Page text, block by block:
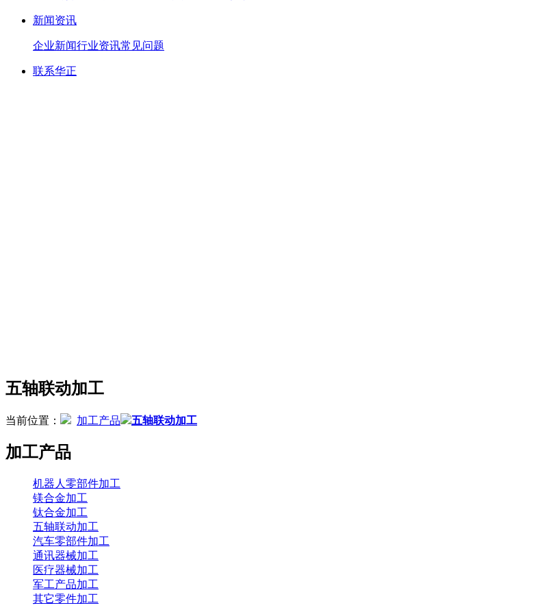
新闻资讯
企业新闻行业资讯常见问题
联系华正
五轴联动加工
当前位置： 加工产品 五轴联动加工
加工产品
机器人零部件加工
镁合金加工
钛合金加工
五轴联动加工
汽车零部件加工
通讯器械加工
医疗器械加工
军工产品加工
其它零件加工